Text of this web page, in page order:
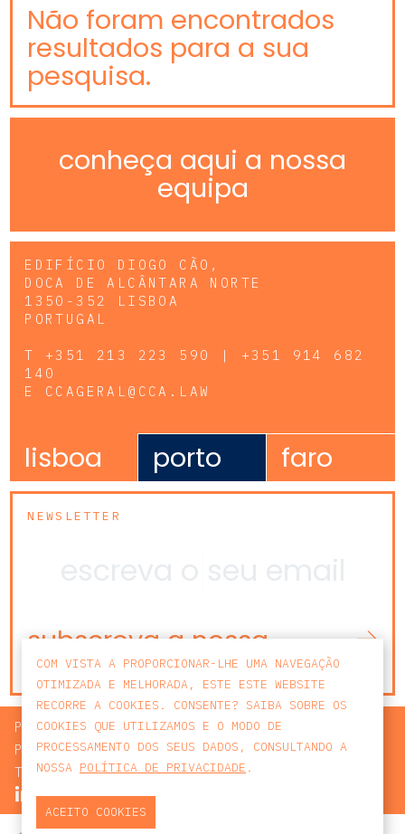
Não foram encontrados
resultados para a sua
pesquisa.
conheça aqui a nossa
equipa
EDIFÍCIO DIOGO CÃO,
DOCA DE ALCÂNTARA NORTE
1350-352 LISBOA
PORTUGAL
T +351 213 223 590 | +351 914 682
140
E CCAGERAL@CCA.LAW
lisboa porto faro
NEWSLETTER
subscreva a nossa
newsletter
PROCURAR
POLÍTICA DE PRIVACIDADE
TERMOS E CONDIÇÕES
COM VISTA A PROPORCIONAR-LHE UMA NAVEGAÇÃO
OTIMIZADA E MELHORADA, ESTE ESTE WEBSITE
RECORRE A COOKIES. CONSENTE? SAIBA SOBRE OS
COOKIES QUE UTILIZAMOS E O MODO DE
PROCESSAMENTO DOS SEUS DADOS, CONSULTANDO A
NOSSA POLÍTICA DE PRIVACIDADE .
ACEITO COOKIES